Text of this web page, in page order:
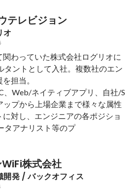
テレビジョン
オ
わっていた株式会社ログリオに
タントとして入社。複数社のエン
担当。
、Web/ネイティブアプリ、自社/S
ップから上場企業まで様々な属性
対し、エンジニアの各ポジショ
タアナリスト等のプ
株式会社
開発 / バックオフィス